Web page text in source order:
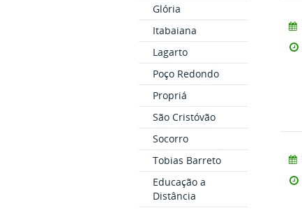
Glória
Itabaiana
Lagarto
Poço Redondo
Propriá
São Cristóvão
Socorro
Tobias Barreto
Educação a
Distância